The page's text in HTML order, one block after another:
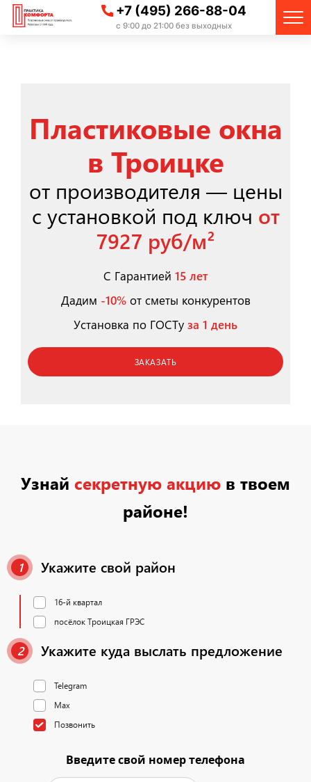
+7 (495) 266-88-04
с 9:00 до 21:00 без выходных
Пластиковые окна
в Троицке
от производителя — цены
с установкой под ключ от
7927 руб/м²
С Гарантией 15 лет
Дадим -10%от сметы конкурентов
Установка по ГОСТу за 1 день
ЗАКАЗАТЬ
Узнай секретную акцию в твоем
районе!
1 Укажите свой район
16-й квартал
посёлок Троицкая ГРЭС
2 Укажите куда выслать предложение
Telegram
Max
Позвонить
Введите свой номер телефона